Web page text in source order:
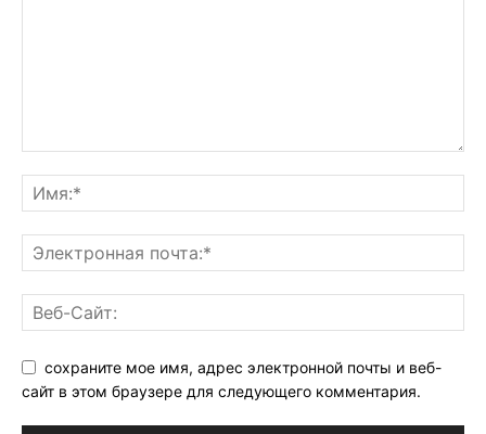
сохраните мое имя, адрес электронной почты и веб-
сайт в этом браузере для следующего комментария.